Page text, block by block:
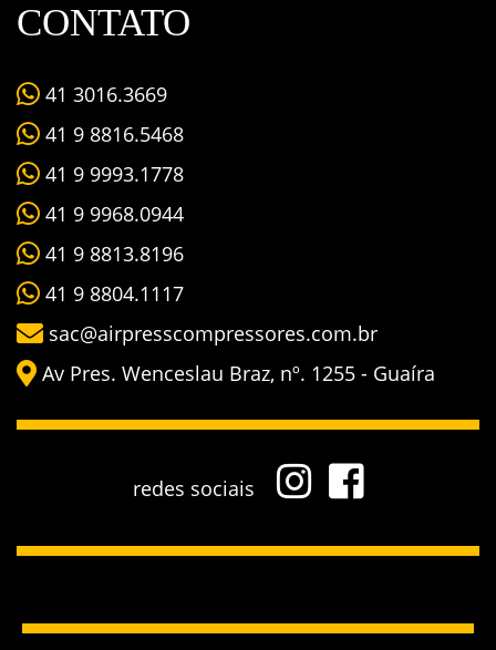
CONTATO
41 3016.3669
41 9 8816.5468
41 9 9993.1778
41 9 9968.0944
41 9 8813.8196
41 9 8804.1117
sac@airpresscompressores.com.br
Av Pres. Wenceslau Braz, nº. 1255 - Guaíra
redes sociais